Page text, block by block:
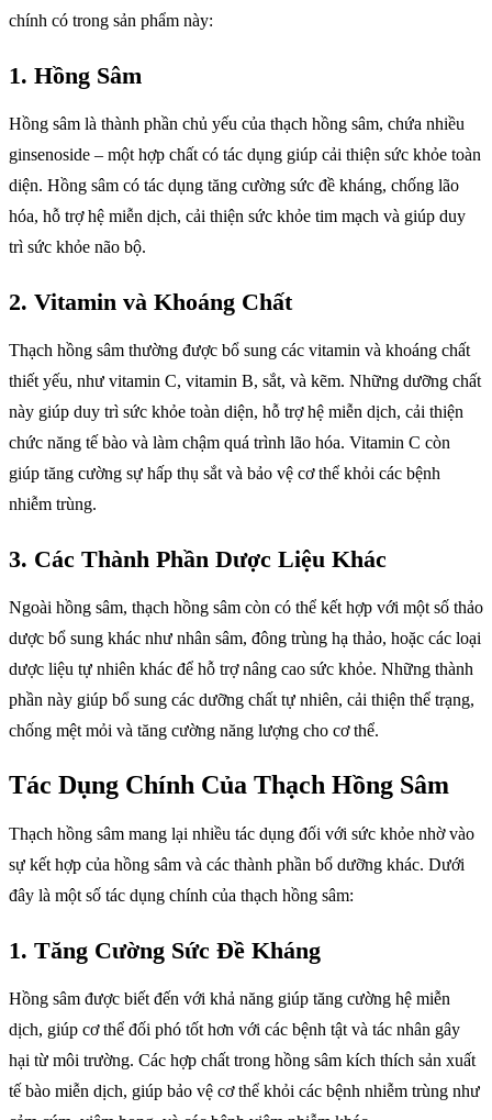
chính có trong sản phẩm này:
1. Hồng Sâm
Hồng sâm là thành phần chủ yếu của thạch hồng sâm, chứa nhiều
ginsenoside – một hợp chất có tác dụng giúp cải thiện sức khỏe toàn
diện. Hồng sâm có tác dụng tăng cường sức đề kháng, chống lão
hóa, hỗ trợ hệ miễn dịch, cải thiện sức khỏe tim mạch và giúp duy
trì sức khỏe não bộ.
2. Vitamin và Khoáng Chất
Thạch hồng sâm thường được bổ sung các vitamin và khoáng chất
thiết yếu, như vitamin C, vitamin B, sắt, và kẽm. Những dưỡng chất
này giúp duy trì sức khỏe toàn diện, hỗ trợ hệ miễn dịch, cải thiện
chức năng tế bào và làm chậm quá trình lão hóa. Vitamin C còn
giúp tăng cường sự hấp thụ sắt và bảo vệ cơ thể khỏi các bệnh
nhiễm trùng.
3. Các Thành Phần Dược Liệu Khác
Ngoài hồng sâm, thạch hồng sâm còn có thể kết hợp với một số thảo
dược bổ sung khác như nhân sâm, đông trùng hạ thảo, hoặc các loại
dược liệu tự nhiên khác để hỗ trợ nâng cao sức khỏe. Những thành
phần này giúp bổ sung các dưỡng chất tự nhiên, cải thiện thể trạng,
chống mệt mỏi và tăng cường năng lượng cho cơ thể.
Tác Dụng Chính Của Thạch Hồng Sâm
Thạch hồng sâm mang lại nhiều tác dụng đối với sức khỏe nhờ vào
sự kết hợp của hồng sâm và các thành phần bổ dưỡng khác. Dưới
đây là một số tác dụng chính của thạch hồng sâm:
1. Tăng Cường Sức Đề Kháng
Hồng sâm được biết đến với khả năng giúp tăng cường hệ miễn
dịch, giúp cơ thể đối phó tốt hơn với các bệnh tật và tác nhân gây
hại từ môi trường. Các hợp chất trong hồng sâm kích thích sản xuất
tế bào miễn dịch, giúp bảo vệ cơ thể khỏi các bệnh nhiễm trùng như